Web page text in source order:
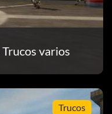
varios
Trucos